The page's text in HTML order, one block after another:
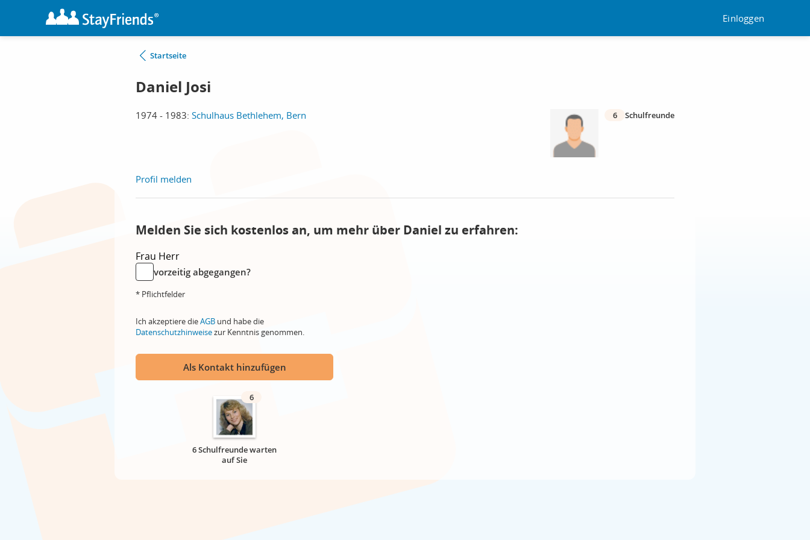
Einloggen
Startseite
Daniel Josi
1974 - 1983: Schulhaus Bethlehem, Bern 6 Schulfreunde
Profil melden
Melden Sie sich kostenlos an, um mehr über Daniel zu erfahren:
Frau Herr
vorzeitig abgegangen?
* Pflichtfelder
Ich akzeptiere dieAGB und habe die
Datenschutzhinweisezur Kenntnis genommen.
Als Kontakt hinzufügen
6
6 Schulfreunde warten
auf Sie